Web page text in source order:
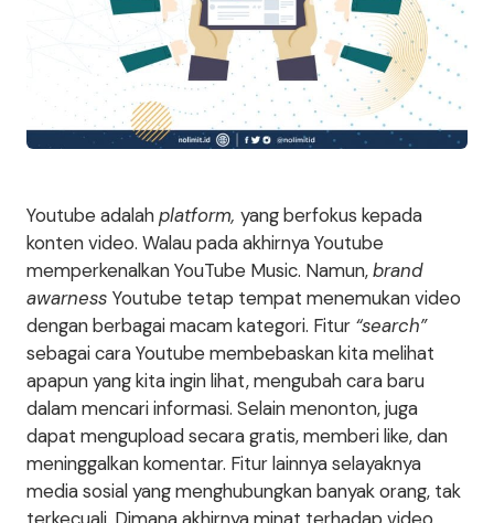
Youtube adalahplatform, yang berfokus kepada
konten video. Walau pada akhirnya Youtube
memperkenalkan YouTube Music. Namun,brand
awarness Youtube tetap tempat menemukan video
dengan berbagai macam kategori. Fitur “search”
sebagai cara Youtube membebaskan kita melihat
apapun yang kita ingin lihat, mengubah cara baru
dalam mencari informasi. Selain menonton, juga
dapat mengupload secara gratis, memberi like, dan
meninggalkan komentar. Fitur lainnya selayaknya
media sosial yang menghubungkan banyak orang, tak